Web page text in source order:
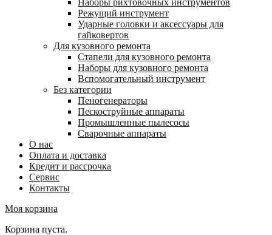
Наборы рихтовочных инструментов
Режущий инструмент
Ударные головки и аксессуары для
гайковертов
Для кузовного ремонта
Стапели для кузовного ремонта
Наборы для кузовного ремонта
Вспомогательный инструмент
Без категории
Пеногенераторы
Пескоструйные аппараты
Промышленные пылесосы
Сварочные аппараты
О нас
Оплата и доставка
Кредит и рассрочка
Сервис
Контакты
Моя корзина
Корзина пуста.